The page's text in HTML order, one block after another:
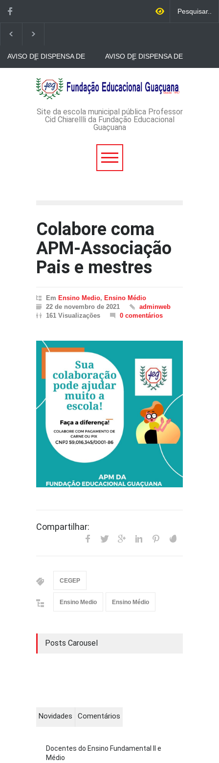
AVISO DE DISPENSA DE
LICITAÇÃO Nº 53/2026-
PROCESSO
ADMINISTRATIVO Nº
165/2026
AVISO DE DISPENSA DE
LICITAÇÃO Nº 52/2026-
ADMINISTRATIVO Nº
149/2026
AVISO DE DISPENSA DE
LICITAÇÃO - DISPENSA DE
LICITAÇÃO Nº 51/2026 -
ADMINISTRATIVO Nº
Site da escola municipal pública Professor
Cid Chiarellli da Fundação Educacional
Guaçuana
Colabore coma
APM-Associação
Pais e mestres
Em Ensino Medio, Ensino Médio
22 de novembro de 2021
adminweb
161 Visualizações
0 comentários
Compartilhar:
CEGEP
Ensino Medio Ensino Médio
Posts Carousel
Novidades Comentários
Docentes do Ensino Fundamental II e
Médio